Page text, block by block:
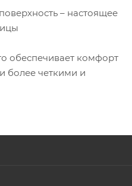
– настоящее
обеспечивает комфорт
более четкими и